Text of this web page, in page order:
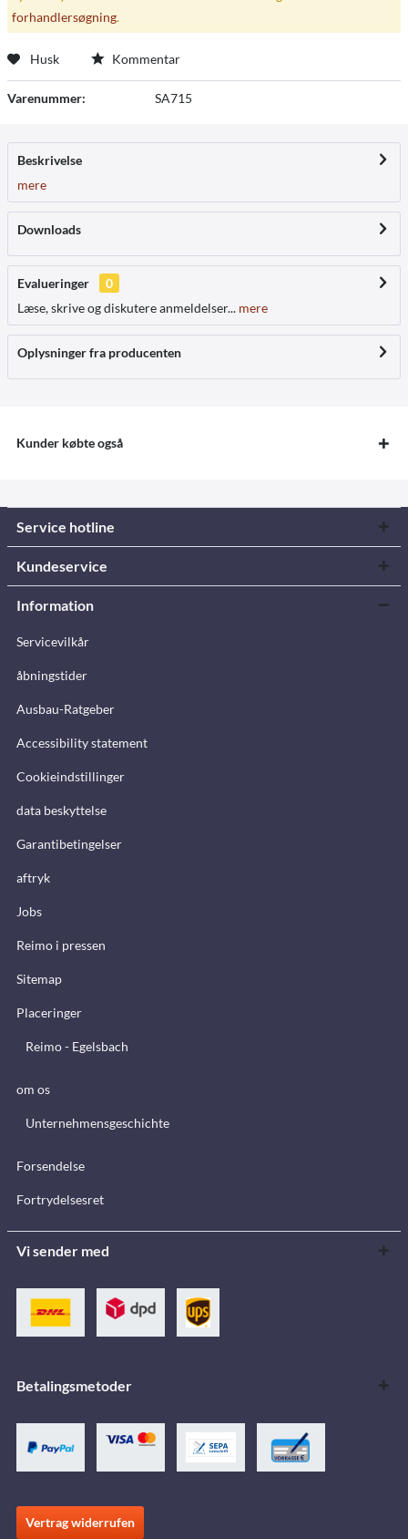
forhandlersøgning.
Husk Kommentar
Varenummer: SA715
Beskrivelse
mere
Downloads
Evalueringer
0
Læse, skrive og diskutere anmeldelser... mere
Oplysninger fra producenten
Kunder købte også
Service hotline
Kundeservice
Information
Servicevilkår
åbningstider
Ausbau-Ratgeber
Accessibility statement
Cookieindstillinger
data beskyttelse
Garantibetingelser
aftryk
Jobs
Reimo i pressen
Sitemap
Placeringer
Reimo - Egelsbach
om os
Unternehmensgeschichte
Forsendelse
Fortrydelsesret
Vi sender med
Betalingsmetoder
Vertrag widerrufen